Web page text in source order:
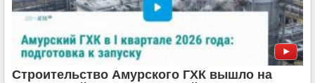
Строительство Амурского ГХК вышло на